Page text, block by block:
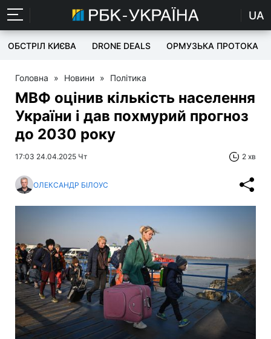
UA
ОБСТРІЛ КИЄВА DRONE DEALS ОРМУЗЬКА ПРОТОКА
Головна » Новини » Політика
МВФ оцінив кількість населення
України і дав похмурий прогноз
до 2030 року
17:03 24.04.2025 Чт 2 хв
ОЛЕКСАНДР БІЛОУС